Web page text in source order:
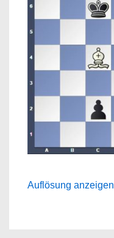
Auflösung anzeigen